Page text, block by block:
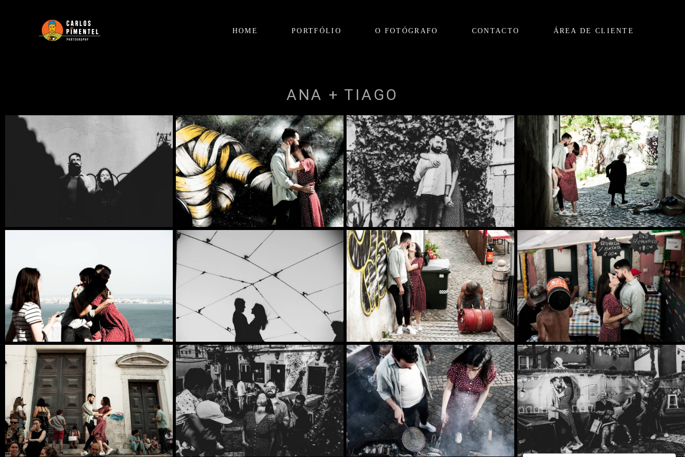
HOME PORTFÓLIO O FOTÓGRAFO CONTACTO ÁREA DE CLIENTE
ANA + TIAGO